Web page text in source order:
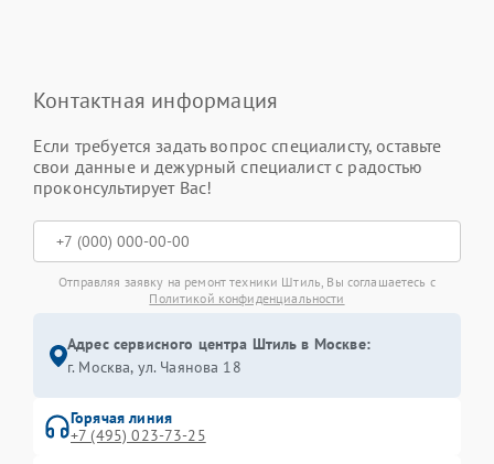
Контактная информация
Если требуется задать вопрос специалисту, оставьте
свои данные и дежурный специалист с радостью
проконсультирует Вас!
Отправляя заявку на ремонт техники Штиль, Вы соглашаетесь с
Политикой конфиденциальности
Адрес сервисного центра Штиль в Москве:
г. Москва, ул. Чаянова 18
Горячая линия
+7 (495) 023-73-25